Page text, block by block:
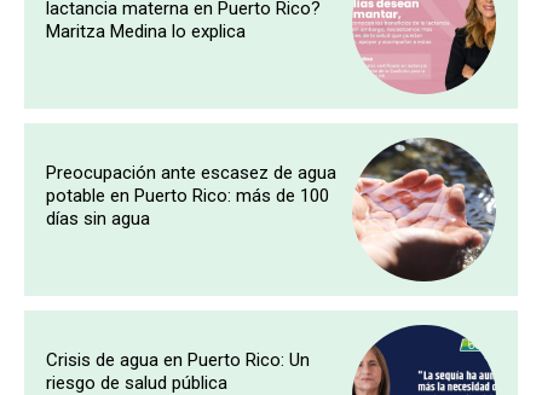
lactancia materna en Puerto Rico?
Maritza Medina lo explica
Preocupación ante escasez de agua
potable en Puerto Rico: más de 100
días sin agua
Crisis de agua en Puerto Rico: Un
riesgo de salud pública